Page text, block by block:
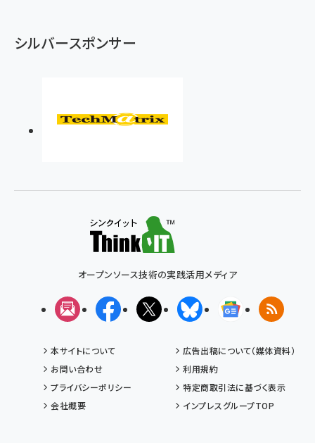
シルバースポンサー
オープンソース技術の実践活用メディア
メルマガFacebookX(エックス)BlueskyGoogleニュ
RSS
本サイトについて
広告出稿について（媒体資料）
お問い合わせ
利用規約
プライバシーポリシー
特定商取引法に基づく表示
会社概要
インプレスグループTOP